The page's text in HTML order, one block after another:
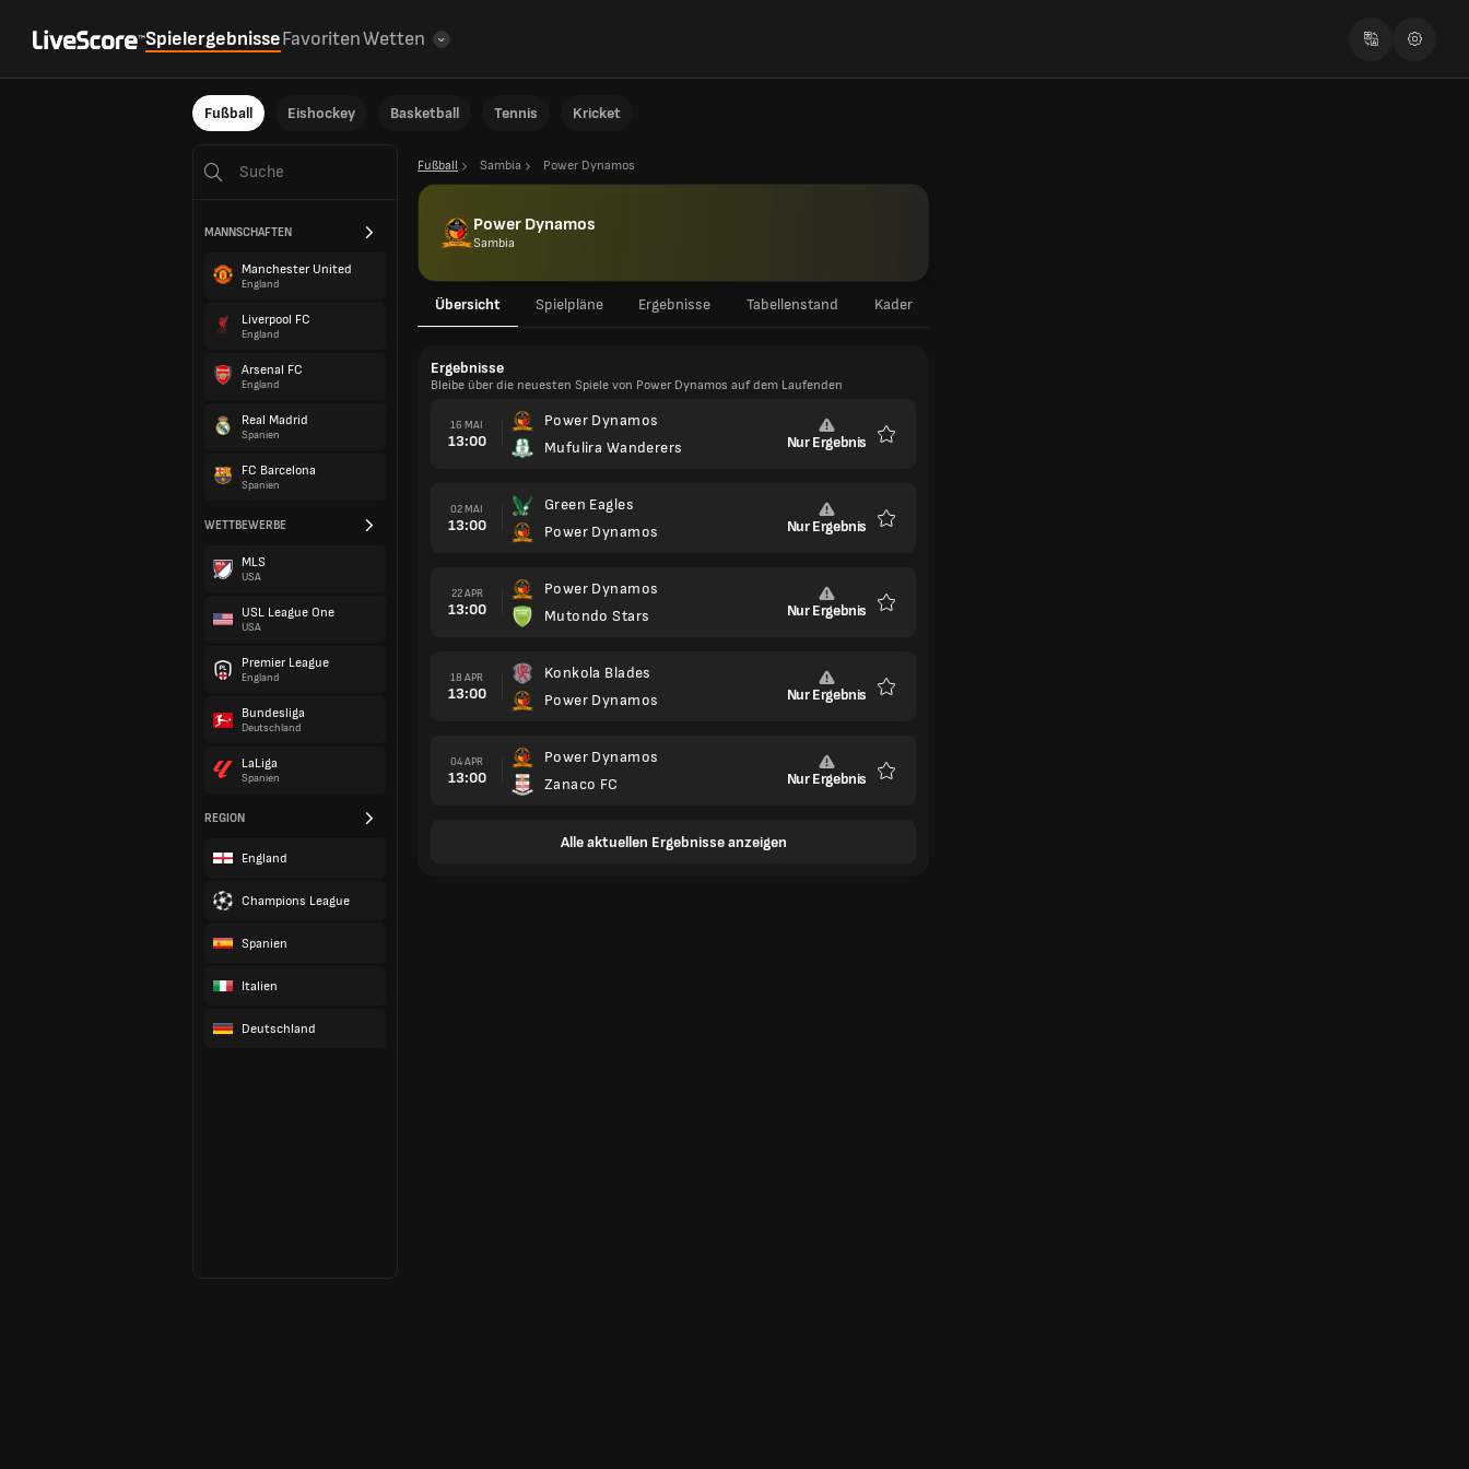
SpielergebnisseFavoritenWetten
Fußball Eishockey Basketball Tennis Kricket
MANNSCHAFTEN
Manchester United
England
Liverpool FC
England
Arsenal FC
England
Real Madrid
Spanien
FC Barcelona
Spanien
WETTBEWERBE
MLS
USA
USL League One
USA
Premier League
England
Bundesliga
Deutschland
LaLiga
Spanien
REGION
England
Champions League
Spanien
Italien
Deutschland
Fußball Sambia Power Dynamos
Power Dynamos
Sambia
Übersicht Spielpläne Ergebnisse Tabellenstand Kader
Ergebnisse
Bleibe über die neuesten Spiele von Power Dynamos auf dem Laufenden
16 MAI
13:00
Power Dynamos
Mufulira Wanderers
Nur Ergebnis
02 MAI
13:00
Green Eagles
Power Dynamos
Nur Ergebnis
22 APR
13:00
Power Dynamos
Mutondo Stars
Nur Ergebnis
18 APR
13:00
Konkola Blades
Power Dynamos
Nur Ergebnis
04 APR
13:00
Power Dynamos
Zanaco FC
Nur Ergebnis
Alle aktuellen Ergebnisse anzeigen